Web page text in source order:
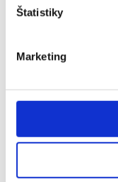
Štatistiky
Marketing